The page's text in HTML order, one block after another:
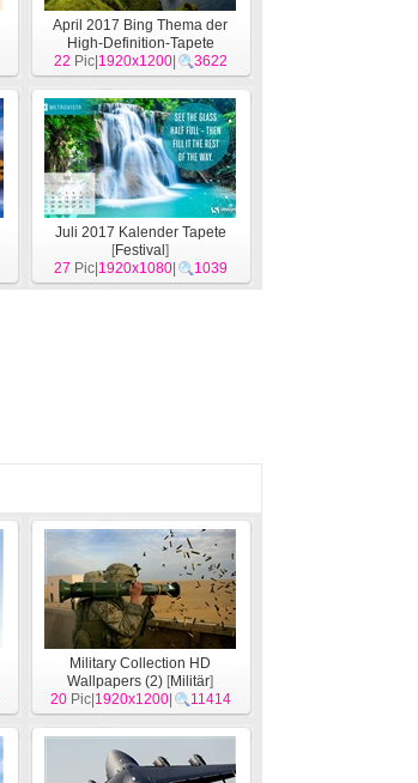
April 2017 Bing Thema der
High-Definition-Tapete
[System]
22 Pic| 1920x1200| 3622
Juli 2017 Kalender Tapete
[Festival ]
27 Pic| 1920x1080| 1039
Military Collection HD
Wallpapers (2) [Militär]
20Pic| 1920x1200| 11414